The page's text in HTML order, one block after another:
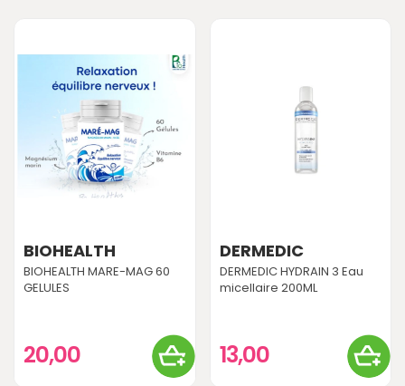
BIOHEALTH
BIOHEALTH MARE-MAG 60
GELULES
20,00
DERMEDIC
DERMEDIC HYDRAIN 3 Eau
micellaire 200ML
13,00